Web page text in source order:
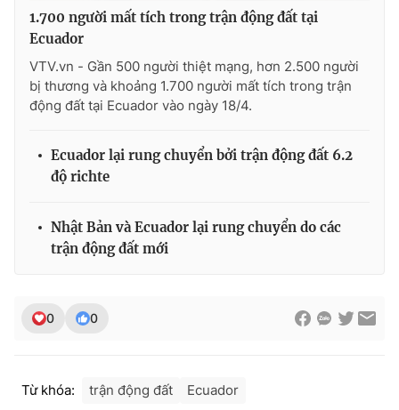
Photo
Video Shorts video
VTV Money VTV Thể thao
Thị trường 24h
VTV4
Liên hệ tòa soạn English
1.700 người mất tích trong trận động đất tại
Ecuador
VTV.vn - Gần 500 người thiệt mạng, hơn 2.500 người
bị thương và khoảng 1.700 người mất tích trong trận
động đất tại Ecuador vào ngày 18/4.
Ecuador lại rung chuyển bởi trận động đất 6.2
độ richte
Nhật Bản và Ecuador lại rung chuyển do các
trận động đất mới
0 0
Từ khóa: trận động đất Ecuador